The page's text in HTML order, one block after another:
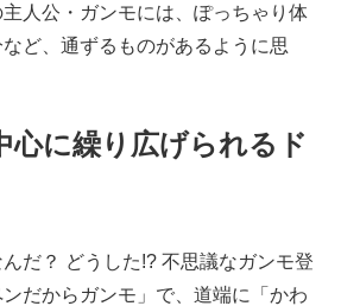
人公・ガンモには、ぽっちゃり体
ど、通ずるものがあるように思
心に繰り広げられるド
だ？ どうした!? 不思議なガンモ登
だからガンモ」で、道端に「かわ